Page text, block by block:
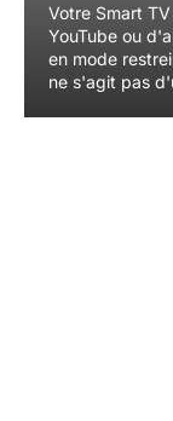
Votre Smart
YouTube ou
en mode
ne s'agit pas